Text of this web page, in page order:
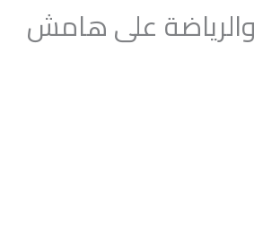
والرياضة على هامش